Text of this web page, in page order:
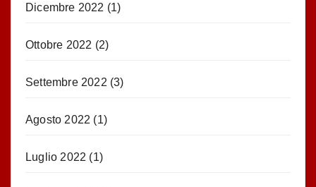
Dicembre 2022 (1)
Ottobre 2022 (2)
Settembre 2022 (3)
Agosto 2022 (1)
Luglio 2022 (1)